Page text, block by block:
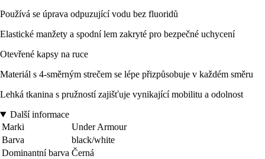
Používá se úprava odpuzující vodu bez fluoridů
Elastické manžety a spodní lem zakryté pro bezpečné uchycení
Otevřené kapsy na ruce
Materiál s 4-směrným strečem se lépe přizpůsobuje v každém směru
Lehká tkanina s pružností zajišťuje vynikající mobilitu a odolnost
Další informace
Marki
Under Armour
Barva
black/white
Dominantní barva Černá